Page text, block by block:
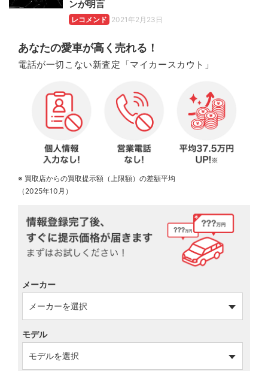
ンが明言
レコメンド 2021年2月23日
あなたの愛車が高く売れる！
電話が一切こない新査定「マイカースカウト」
※ 買取店からの買取提示額（上限額）の差額平均
（2025年10月）
メーカー
モデル